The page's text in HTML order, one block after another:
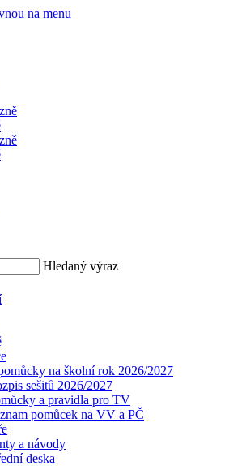
na menu
Hledaný výraz
na školní rok 2026/2027
sešitů 2026/2027
a pravidla pro TV
pomůcek na VV a PČ
a návody
deska